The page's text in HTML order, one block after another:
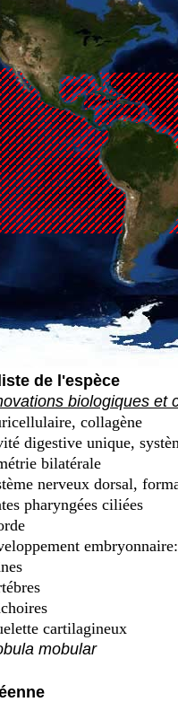
de l'espèce
biologiques et
collagène
digestive unique,
bilatérale
nerveux dorsal,
pharyngées ciliées
cartilagineux
mobular